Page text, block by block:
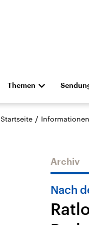
Themen
Die Nachrichten
Hörspiel und Feature
Landtagswahl
Startseite /
Archiv
Nach